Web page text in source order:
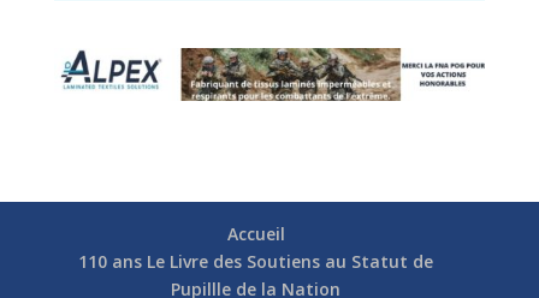
Accueil
110 ans Le Livre des Soutiens au Statut de
Pupillle de la Nation